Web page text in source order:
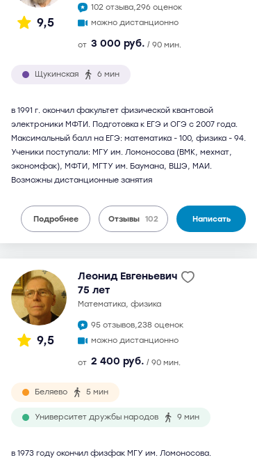
9,5
102 отзыва,296 оценок
можно дистанционно
от 3 000 руб. / 90 мин.
Щукинская 6 мин
в 1991 г. окончил факультет физической квантовой
электроники МФТИ. Подготовка к ЕГЭ и ОГЭ с 2007 года.
Максимальный балл на ЕГЭ: математика - 100, физика - 94.
Ученики поступали: МГУ им. Ломоносова (ВМК, мехмат,
экономфак), МФТИ, МГТУ им. Баумана, ВШЭ, МАИ.
Возможны дистанционные занятия
Подробнее Отзывы 102 Написать
9,5
Леонид Евгеньевич
75 лет
математика, физика
95 отзывов,238 оценок
можно дистанционно
от 2 400 руб. / 90 мин.
Беляево 5 мин
Университет дружбы народов 9 мин
в 1973 году окончил физфак МГУ им. Ломоносова.